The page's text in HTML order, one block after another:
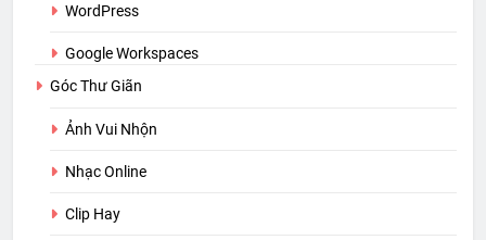
WordPress
Google Workspaces
Góc Thư Giãn
Ảnh Vui Nhộn
Nhạc Online
Clip Hay